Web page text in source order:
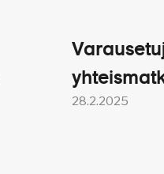
28.2.2025